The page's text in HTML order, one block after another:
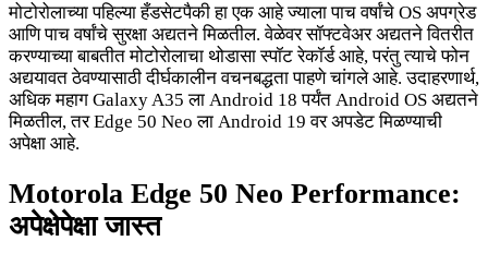
मोटोरोलाच्या पहिल्या हँडसेटपैकी हा एक आहे ज्याला पाच वर्षांचे OS अपग्रेड
आणि पाच वर्षांचे सुरक्षा अद्यतने मिळतील. वेळेवर सॉफ्टवेअर अद्यतने वितरीत
करण्याच्या बाबतीत मोटोरोलाचा थोडासा स्पॉट रेकॉर्ड आहे, परंतु त्याचे फोन
अद्ययावत ठेवण्यासाठी दीर्घकालीन वचनबद्धता पाहणे चांगले आहे. उदाहरणार्थ,
अधिक महाग Galaxy A35 ला Android 18 पर्यंत Android OS अद्यतने
मिळतील, तर Edge 50 Neo ला Android 19 वर अपडेट मिळण्याची
अपेक्षा आहे.
Motorola Edge 50 Neo Performance:
अपेक्षेपेक्षा जास्त